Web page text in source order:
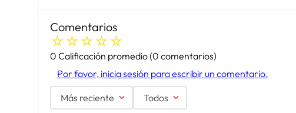
Comentarios
☆☆☆☆☆
0 Calificación promedio(0 comentarios)
Por favor, inicia sesión para escribir un comentario.
Más reciente Todos